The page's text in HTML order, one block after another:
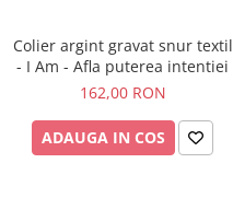
Colier argint gravat snur textil
- I Am - Afla puterea intentiei
162,00 RON
ADAUGA IN COS